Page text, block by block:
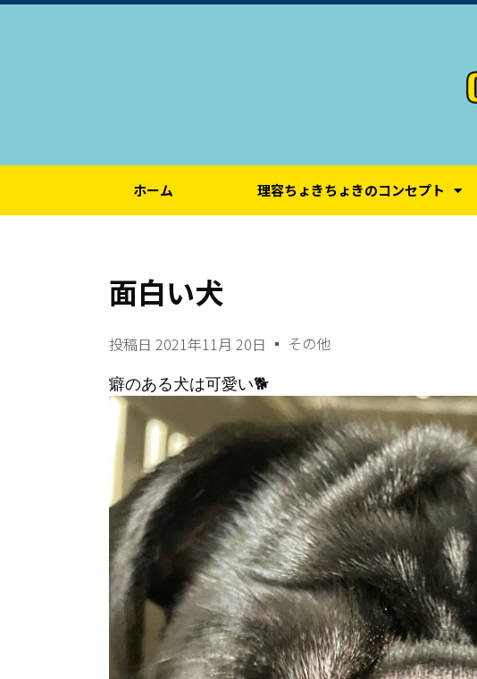
ホーム 理容ちょきちょきのコンセプト
面白い犬
投稿日 2021年11月 20日 その他
癖のある犬は可愛い🐕